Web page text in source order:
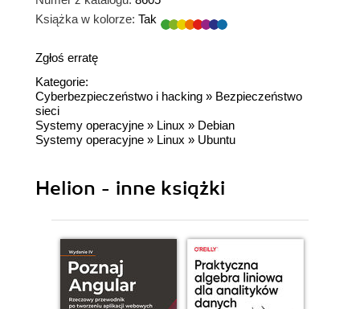
Książka w kolorze: Tak
Zgłoś erratę
Kategorie:
Cyberbezpieczeństwo i hacking » Bezpieczeństwo
sieci
Systemy operacyjne » Linux » Debian
Systemy operacyjne » Linux » Ubuntu
Helion - inne książki